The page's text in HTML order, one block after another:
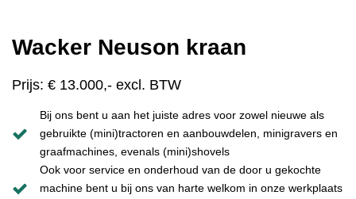
Wacker Neuson kraan
Prijs: € 13.000,- excl. BTW
Bij ons bent u aan het juiste adres voor zowel nieuwe als
gebruikte (mini)tractoren en aanbouwdelen, minigravers en
graafmachines, evenals (mini)shovels
Ook voor service en onderhoud van de door u gekochte
machine bent u bij ons van harte welkom in onze werkplaats